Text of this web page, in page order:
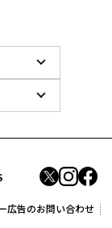
広告のお問い合わせ